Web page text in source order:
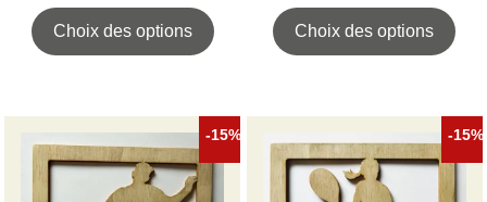
Choix des options
produit
Les
Choix des options
Les
-15% -15%